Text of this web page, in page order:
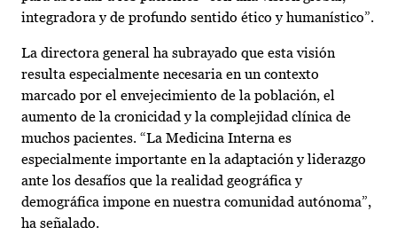
integradora y de profundo sentido ético y humanístico”.
La directora general ha subrayado que esta visión
resulta especialmente necesaria en un contexto
marcado por el envejecimiento de la población, el
aumento de la cronicidad y la complejidad clínica de
muchos pacientes. “La Medicina Interna es
especialmente importante en la adaptación y liderazgo
ante los desafíos que la realidad geográfica y
demográfica impone en nuestra comunidad autónoma”,
ha señalado.